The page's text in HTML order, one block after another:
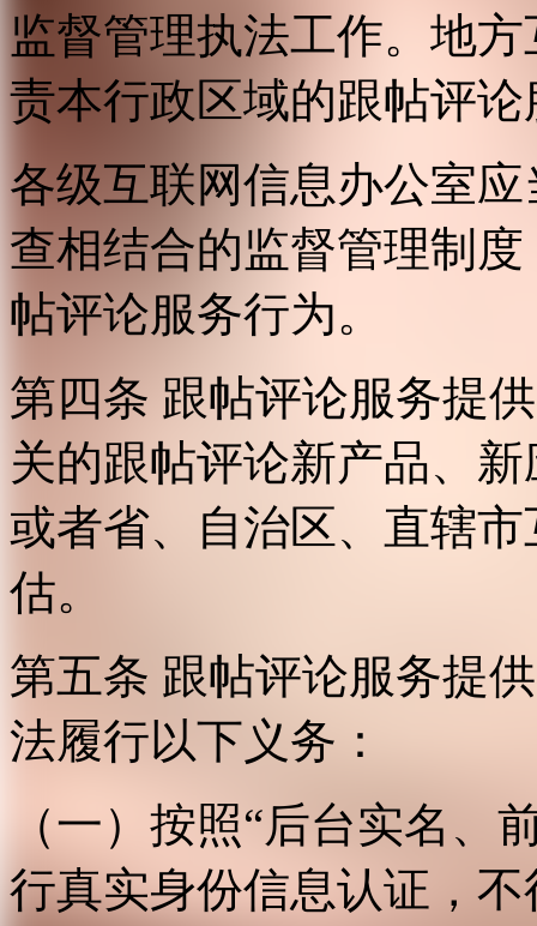
监督管理执法工作。地
责本行政区域的跟帖评
各级互联网信息办公室
查相结合的监督管理制
帖评论服务行为。
第四条 跟帖评论服务提
关的跟帖评论新产品、
或者省、自治区、直辖
估。
第五条 跟帖评论服务提
法履行以下义务：
（一）按照“后台实名、
行真实身份信息认证，